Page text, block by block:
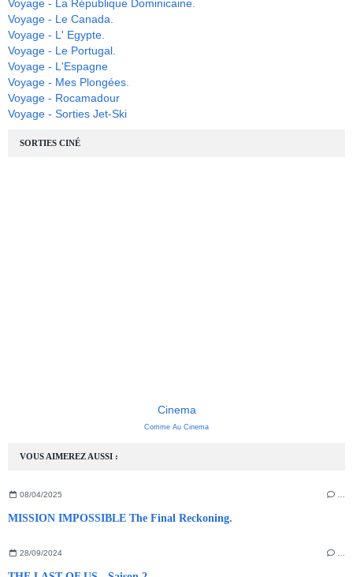
VOUS AIMEREZ AUSSI :
08/04/2025 …
MISSION IMPOSSIBLE The Final Reckoning.
28/09/2024
Voyage - La République Dominicaine.
Voyage - Le Canada.
Voyage - L' Egypte.
Voyage - Le Portugal.
Voyage - L'Espagne
Voyage - Mes Plongées.
Voyage - Rocamadour
Voyage - Sorties Jet-Ski
SORTIES CINÉ
Cinema
Comme Au Cinema